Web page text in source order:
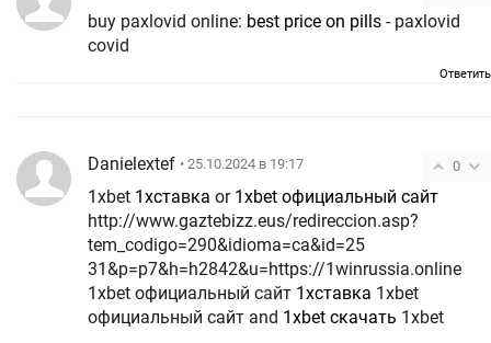
buy paxlovid online: best price on pills - paxlovid
covid
Ответить
0
Danielextef • 25.10.2024 в 19:17
1xbet 1хставка or 1xbet официальный сайт
http://www.gaztebizz.eus/redireccion.asp?
tem_codigo=290&idioma=ca&id=25
31&p=p7&h=h2842&u=https://1winrussia.online
1xbet официальный сайт 1хставка 1xbet
официальный сайт and 1xbet скачать 1xbet